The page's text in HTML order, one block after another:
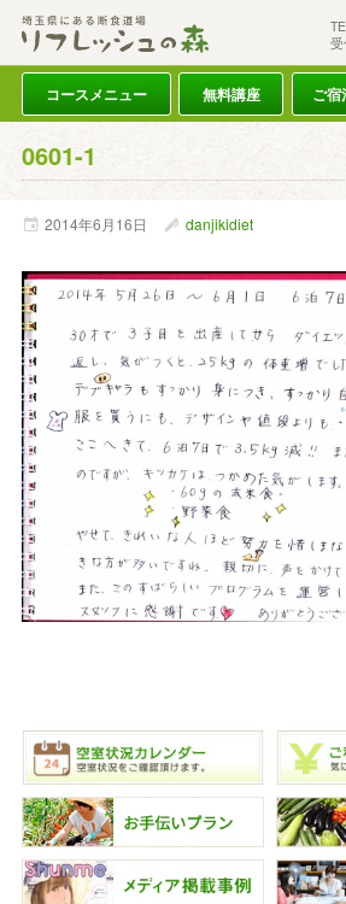
コースメニュー 無料講座 ご宿
0601-1
2014年6月16日 danjikidiet